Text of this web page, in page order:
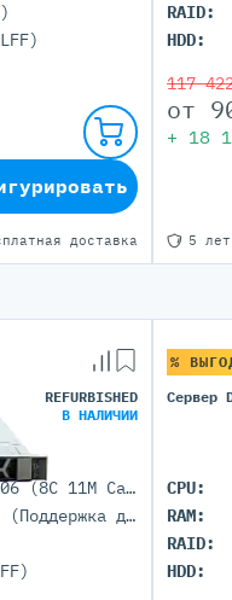
доставка
RAID:
HDD:
5
117
от
+ 18
REFURBISHED
В НАЛИЧИИ
1x Intel Xeon Bronze 3106 (8C 11M Cache 1.70 GHz)
16GB DDR4 RDIMM 2400MHz (Поддержка до 3Тб максимально, 24 DIMM портов)
%
Сервер
CPU:
RAM:
RAID:
HDD: